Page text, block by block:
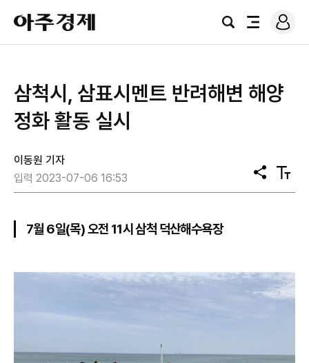
아
주
경
검
전
로
그
삼척시, 삼표시멘트 반려해변 해양
정화 활동 실시
이동원 기자
입력 2023-07-06 16:53
공
유
텍
스
7월 6일(목) 오전 11시 삼척 덕산해수욕장